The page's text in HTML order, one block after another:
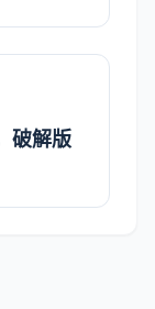
破解版